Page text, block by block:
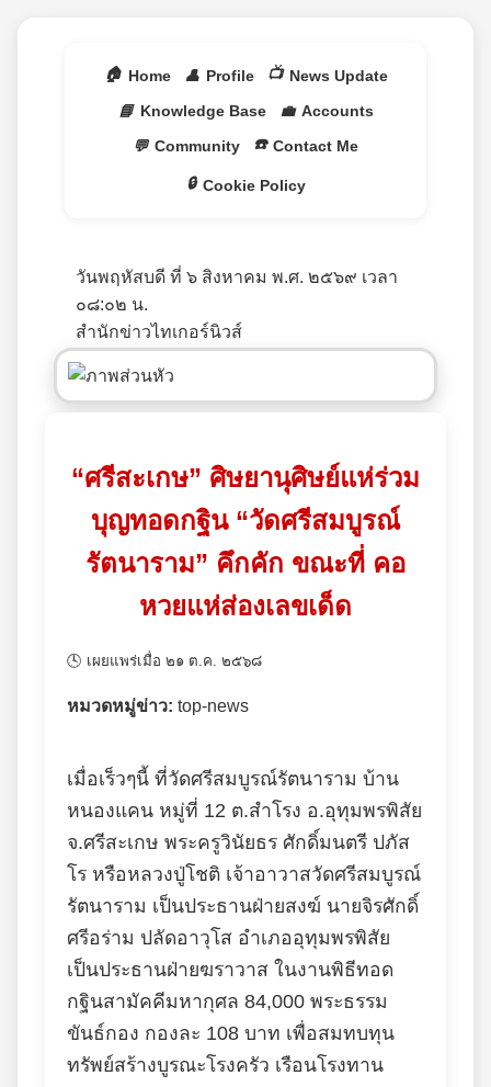
🏠 Home 👤 Profile 📺 News Update
📘 Knowledge Base 💼 Accounts
💬 Community ☎️ Contact Me
🔒 Cookie Policy
วันพฤหัสบดี ที่ ๖ สิงหาคม พ.ศ. ๒๕๖๙ เวลา
๐๘:๐๒ น.
สำนักข่าวไทเกอร์นิวส์
“ศรีสะเกษ” ศิษยานุศิษย์แห่ร่วม
บุญทอดกฐิน “วัดศรีสมบูรณ์
รัตนาราม” คึกคัก ขณะที่ คอ
หวยแห่ส่องเลขเด็ด
🕓 เผยแพร่เมื่อ ๒๑ ต.ค. ๒๕๖๘
หมวดหมู่ข่าว: top-news
เมื่อเร็วๆนี้ ที่วัดศรีสมบูรณ์รัตนาราม บ้าน
หนองแคน หมู่ที่ 12 ต.สำโรง อ.อุทุมพรพิสัย
จ.ศรีสะเกษ พระครูวินัยธร ศักดิ์มนตรี ปภัส
โร หรือหลวงปู่โชติ เจ้าอาวาสวัดศรีสมบูรณ์
รัตนาราม เป็นประธานฝ่ายสงฆ์ นายจิรศักดิ์
ศรีอร่าม ปลัดอาวุโส อำเภออุทุมพรพิสัย
เป็นประธานฝ่ายฆราวาส ในงานพิธีทอด
กฐินสามัคคีมหากุศล 84,000 พระธรรม
ขันธ์กอง กองละ 108 บาท เพื่อสมทบทุน
ทรัพย์สร้างบูรณะโรงครัว เรือนโรงทาน